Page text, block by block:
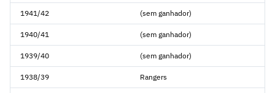
1941/42 (sem ganhador)
1940/41 (sem ganhador)
1939/40 (sem ganhador)
1938/39 Rangers